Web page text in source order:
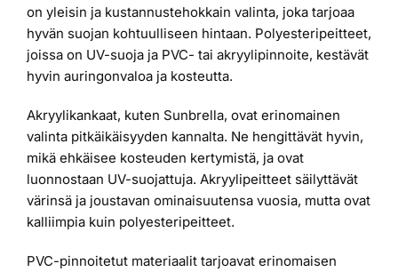
on yleisin ja kustannustehokkain valinta, joka tarjoaa
hyvän suojan kohtuulliseen hintaan. Polyesteripeitteet,
joissa on UV-suoja ja PVC- tai akryylipinnoite, kestävät
hyvin auringonvaloa ja kosteutta.
Akryylikankaat, kuten Sunbrella, ovat erinomainen
valinta pitkäikäisyyden kannalta. Ne hengittävät hyvin,
mikä ehkäisee kosteuden kertymistä, ja ovat
luonnostaan UV-suojattuja. Akryylipeitteet säilyttävät
värinsä ja joustavan ominaisuutensa vuosia, mutta ovat
kalliimpia kuin polyesteripeitteet.
PVC-pinnoitetut materiaalit tarjoavat erinomaisen